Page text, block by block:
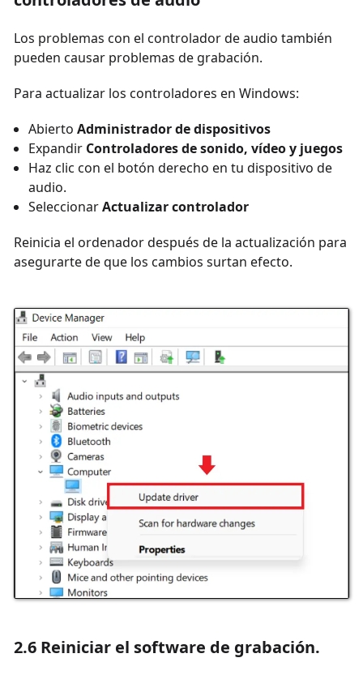
Los problemas con el controlador de audio también
pueden causar problemas de grabación.
Para actualizar los controladores en Windows:
Abierto Administrador de dispositivos
Expandir Controladores de sonido, vídeo y juegos
Haz clic con el botón derecho en tu dispositivo de
audio.
SeleccionarActualizar controlador
Reinicia el ordenador después de la actualización para
asegurarte de que los cambios surtan efecto.
2.6 Reiniciar el software de grabación.